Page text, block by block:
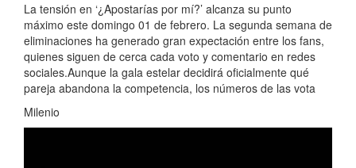
La tensión en ‘¿Apostarías por mí?’ alcanza su punto
máximo este domingo 01 de febrero. La segunda semana de
eliminaciones ha generado gran expectación entre los fans,
quienes siguen de cerca cada voto y comentario en redes
sociales.Aunque la gala estelar decidirá oficialmente qué
pareja abandona la competencia, los números de las vota
Milenio